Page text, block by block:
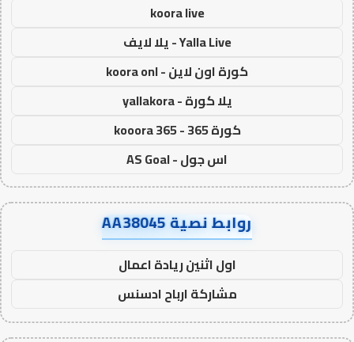
koora live
Yalla Live - يلا لايف
كورة اون لاين - koora onl
يلا كورة - yallakora
كورة 365 - kooora 365
اس جول - AS Goal
روابط نصية AA38045
اول اثنين ريادة اعمال
مشاركة ارباح ادسنس